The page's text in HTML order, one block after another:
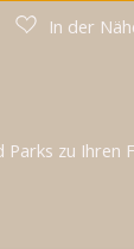
In der
zu Ihren